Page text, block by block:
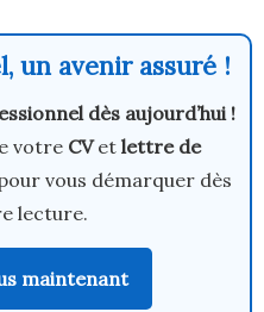
un avenir assuré !
dès aujourd’hui !
votre CVet lettre de
vous démarquer dès
lecture.
maintenant